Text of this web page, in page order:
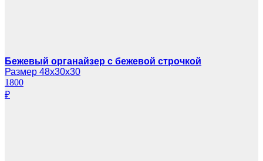
Бежевый органайзер с бежевой строчкой
Размер 48х30х30
1800
₽